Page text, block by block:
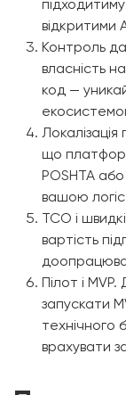
відкритими
Контроль
власність
код —
що
POSHTA
вашою
TCO і
вартість
Пілот і
запускати
технічного
врахувати